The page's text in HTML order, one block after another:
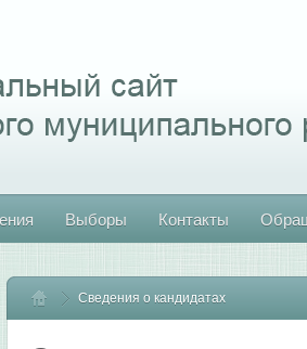
Выборы Контакты
Главная
Сведения о кандидатах